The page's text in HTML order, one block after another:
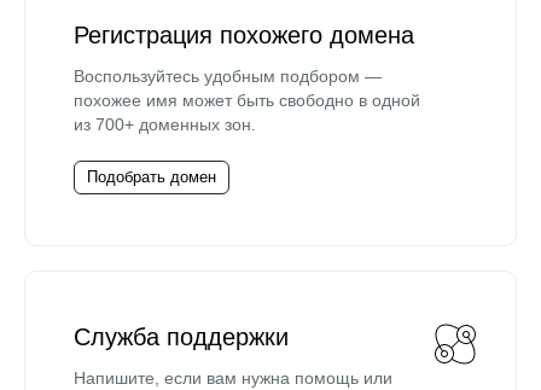
Регистрация похожего домена
Воспользуйтесь удобным подбором —
похожее имя может быть свободно в одной
из 700+ доменных зон.
Подобрать домен
Служба поддержки
Напишите, если вам нужна помощь или